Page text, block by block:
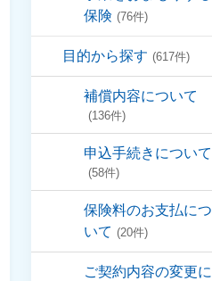
保険 (76件)
目的から探す (617件)
補償内容について
(136件)
申込手続きについて
(58件)
保険料のお支払につ
いて (20件)
ご契約内容の変更に